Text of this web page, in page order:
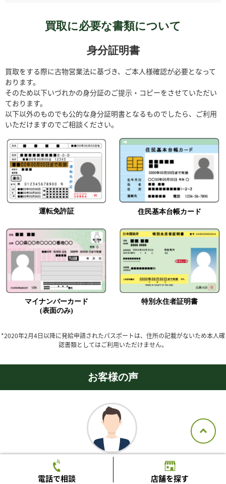
ービ
ンパニー・ウォッ
チ
ランゲ＆ゾーネ
買取に必要な書類について
身分証明書
買取をする際に古物営業法に基づき、ご本人様確認が必要となって
おります。
そのため以下いづれかの身分証のご提示・コピーをさせていただい
ております。
以下以外のものでも公的な身分証明書となるものでしたら、ご利用
いただけますのでご相談ください。
運転免許証 住民基本台帳カード
マイナンバーカード
(表面のみ)
特別永住者証明書
*2020年2月4日以降に発給申請されたパスポートは、住所の記載がないため本人確
認書類としてはご利用いただけません。
お客様の声
電話で相談
店舗を探す